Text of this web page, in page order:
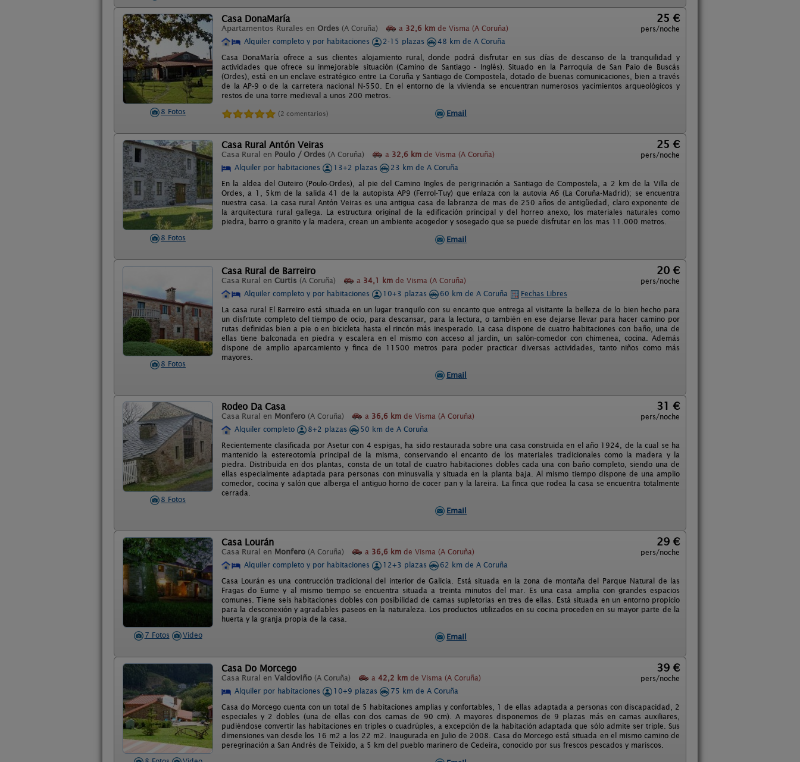
8 Fotos
Casa DonaMaría
Apartamentos Rurales en Ordes (A Coruña) a 32,6 km de Visma (A Coruña)
25 €
pers/noche
Alquiler completo y por habitaciones
2-15 plazas
48 km de A Coruña
Casa DonaMaría ofrece a sus clientes alojamiento rural, donde podrá disfrutar en sus días de descanso de la tranquilidad y
actividades que ofrece su inmejorable situación (Camino de Santiago - Inglés). Situado en la Parroquia de San Paio de Buscás
(Ordes), está en un enclave estratégico entre La Coruña y Santiago de Compostela, dotado de buenas comunicaciones, bien a través
de la AP-9 o de la carretera nacional N-550. En el entorno de la vivienda se encuentran numerosos yacimientos arqueológicos y
restos de una torre medieval a unos 200 metros.
(2 comentarios) Email
8 Fotos
Casa Rural Antón Veiras
Casa Rural en Poulo / Ordes (A Coruña) a 32,6 km de Visma (A Coruña)
25 €
pers/noche
Alquiler por habitaciones
13+2 plazas
23 km de A Coruña
En la aldea del Outeiro (Poulo-Ordes), al pie del Camino Ingles de perigrinación a Santiago de Compostela, a 2 km de la Villa de
Ordes, a 1, 5km de la salida 41 de la autopista AP9 (Ferrol-Tuy) que enlaza con la autovia A6 (La Coruña-Madrid); se encuentra
nuestra casa. La casa rural Antón Veiras es una antigua casa de labranza de mas de 250 años de antigüedad, claro exponente de
la arquitectura rural gallega. La estructura original de la edificación principal y del horreo anexo, los materiales naturales como
piedra, barro o granito y la madera, crean un ambiente acogedor y sosegado que se puede disfrutar en los mas 11.000 metros.
Email
8 Fotos
Casa Rural de Barreiro
Casa Rural en Curtis (A Coruña) a 34,1 km de Visma (A Coruña)
20 €
pers/noche
Alquiler completo y por habitaciones
10+3 plazas 60 km de A Coruña
Fechas Libres
La casa rural El Barreiro está situada en un lugar tranquilo con su encanto que entrega al visitante la belleza de lo bien hecho para
un disfrtute completo del tiempo de ocio, para descansar, para la lectura, o también en ese dejarse llevar para hacer camino por
rutas definidas bien a pie o en bicicleta hasta el rincón más inesperado. La casa dispone de cuatro habitaciones con baño, una de
ellas tiene balconada en piedra y escalera en el mismo con acceso al jardin, un salón-comedor con chimenea, cocina. Además
dispone de amplio aparcamiento y finca de 11500 metros para poder practicar diversas actividades, tanto niños como más
mayores.
Email
8 Fotos
Rodeo Da Casa
Casa Rural en Monfero (A Coruña) a 36,6 km de Visma (A Coruña)
31 €
pers/noche
Alquiler completo
8+2 plazas
50 km de A Coruña
Recientemente clasificada por Asetur con 4 espigas, ha sido restaurada sobre una casa construida en el año 1924, de la cual se ha
mantenido la estereotomía principal de la misma, conservando el encanto de los materiales tradicionales como la madera y la
piedra. Distribuida en dos plantas, consta de un total de cuatro habitaciones dobles cada una con baño completo, siendo una de
ellas especialmente adaptada para personas con minusvalía y situada en la planta baja. Al mismo tiempo dispone de una amplio
comedor, cocina y salón que alberga el antiguo horno de cocer pan y la lareira. La finca que rodea la casa se encuentra totalmente
cerrada.
Email
7 Fotos Video
Casa Lourán
Casa Rural en Monfero (A Coruña) a 36,6 km de Visma (A Coruña)
29 €
pers/noche
Alquiler completo y por habitaciones
12+3 plazas
62 km de A Coruña
Casa Lourán es una contrucción tradicional del interior de Galicia. Está situada en la zona de montaña del Parque Natural de las
Fragas do Eume y al mismo tiempo se encuentra situada a treinta minutos del mar. Es una casa amplia con grandes espacios
comunes. Tiene seis habitaciones dobles con posibilidad de camas supletorias en tres de ellas. Está situada en un entorno propicio
para la desconexión y agradables paseos en la naturaleza. Los productos utilizados en su cocina proceden en su mayor parte de la
huerta y la granja propia de la casa.
Email
Casa Do Morcego
Casa Rural en Valdoviño (A Coruña) a 42,2 km de Visma (A Coruña)
39 €
pers/noche
Alquiler por habitaciones
10+9 plazas
75 km de A Coruña
Casa do Morcego cuenta con un total de 5 habitaciones amplias y confortables, 1 de ellas adaptada a personas con discapacidad, 2
especiales y 2 dobles (una de ellas con dos camas de 90 cm). A mayores disponemos de 9 plazas más en camas auxiliares,
pudiéndose convertir las habitaciones en triples o cuadrúples, a excepción de la habitación adaptada que sólo admite ser triple. Sus
dimensiones van desde los 16 m2 a los 22 m2. Inaugurada en Julio de 2008. Casa do Morcego está situada en el mismo camino de
peregrinación a San Andrés de Teixido, a 5 km del pueblo marinero de Cedeira, conocido por sus frescos pescados y mariscos.